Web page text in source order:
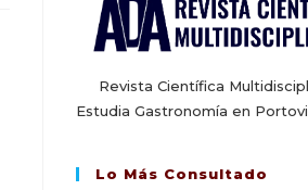
Revista Científica
Estudia Gastronomía en
Lo Más Consultado